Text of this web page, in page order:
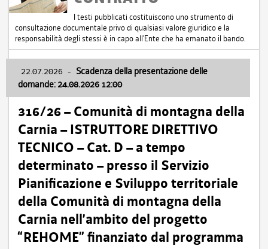
I testi pubblicati costituiscono uno strumento di
consultazione documentale privo di qualsiasi valore giuridico e la
responsabilità degli stessi è in capo all'Ente che ha emanato il bando.
22.07.2026 - Scadenza della presentazione delle
domande: 24.08.2026 12:00
316/26 – Comunità di montagna della
Carnia – ISTRUTTORE DIRETTIVO
TECNICO – Cat. D – a tempo
determinato – presso il Servizio
Pianificazione e Sviluppo territoriale
della Comunità di montagna della
Carnia nell’ambito del progetto
“REHOME” finanziato dal programma